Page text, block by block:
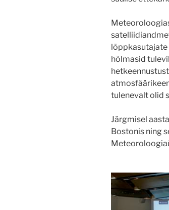
lõppkasutajate
hõlmasid
tulenevalt olid
Järgmisel
Bostonis ning